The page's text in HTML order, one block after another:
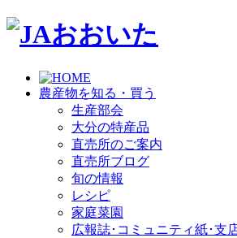
農産物を知る・買う
生産部会
大分の特産品
直売所のご案内
直売所ブログ
旬の情報
レシピ
家庭菜園
広報誌･コミュニティ紙･支